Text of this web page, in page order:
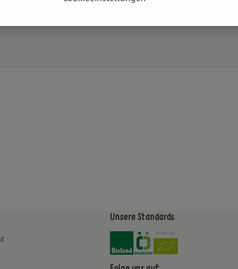
Unsere Standards
Externer Link zu https://
Externer Link zu